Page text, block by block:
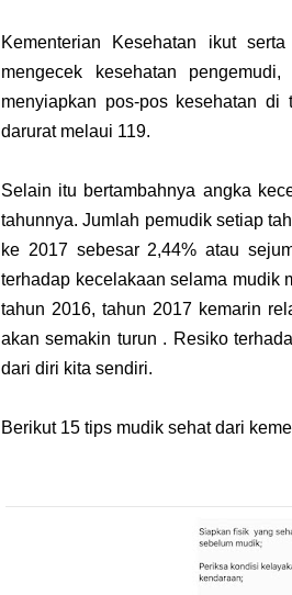
Kementerian Kesehatan ikut
mengecek kesehatan
menyiapkan pos-pos kesehatan di
darurat melaui 119.
Selain itu bertambahnya angka
tahunnya. Jumlah pemudik setiap
ke 2017 sebesar 2,44% atau
terhadap kecelakaan selama mudik
tahun 2016, tahun 2017 kemarin
akan semakin turun . Resiko
dari diri kita sendiri.
Berikut 15 tips mudik sehat dari